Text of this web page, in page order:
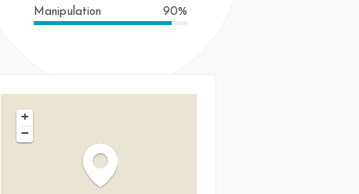
Manipulation 90%
+
−